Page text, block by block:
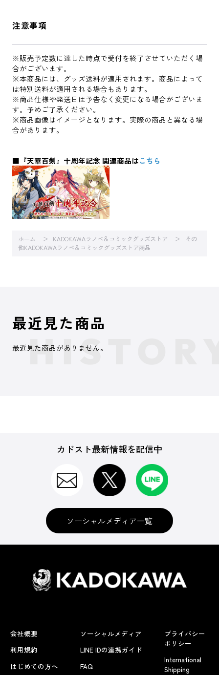
注意事項
※販売予定数に達した時点で受付を終了させていただく場
合がございます。
※本商品には、グッズ送料が適用されます。商品によって
は特別送料が適用される場合もあります。
※商品仕様や発送日は予告なく変更になる場合がございま
す。予めご了承ください。
※商品画像はイメージとなります。実際の商品と異なる場
合があります。
■『天華百剣』十周年記念 関連商品はこちら
ホーム KADOKAWAラノベ＆コミックグッズストア
その
他KADOKAWAラノベ＆コミックグッズストア商品
最近見た商品
最近見た商品がありません。
カドスト最新情報を配信中
ソーシャルメディア一覧
会社概要
利用規約
はじめての方へ
ソーシャルメディア
LINE IDの連携ガイド
FAQ
プライバシー
ポリシー
International
Shipping